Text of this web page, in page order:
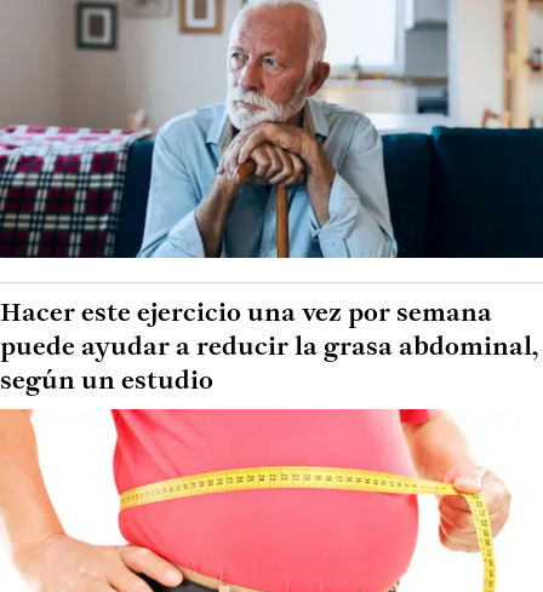
Hacer este ejercicio una vez por semana
puede ayudar a reducir la grasa abdominal,
según un estudio